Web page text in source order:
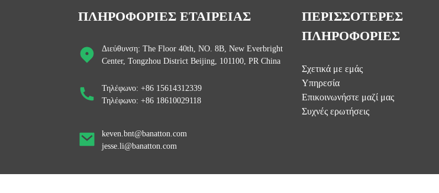
Banatton Μονοφασικό πλήρως
αυτόματο 500VA 1000...
Banatton SRW 500VA 1000VA
1500VA Home Portable ...
ΠΛΗΡΟΦΟΡΙΕΣ ΕΤΑΙΡΕΙΑΣ
Διεύθυνση: The Floor 40th, NO. 8B, New Everbright
Center, Tongzhou District Beijing, 101100, PR China
Τηλέφωνο: +86 15614312339
Τηλέφωνο: +86 18610029118
keven.bnt@banatton.com
jesse.li@banatton.com
ΠΕΡΙΣΣΟΤΕΡΕΣ
ΠΛΗΡΟΦΟΡΙΕΣ
Σχετικά με εμάς
Υπηρεσία
Επικοινωνήστε μαζί μας
Συχνές ερωτήσεις